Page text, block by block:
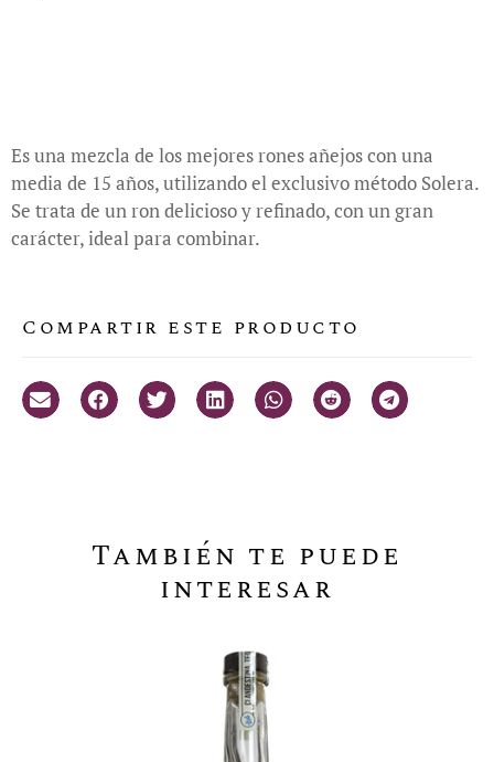
Es una mezcla de los mejores rones añejos con una
media de 15 años, utilizando el exclusivo método Solera.
Se trata de un ron delicioso y refinado, con un gran
carácter, ideal para combinar.
Compartir este producto
También te puede
interesar